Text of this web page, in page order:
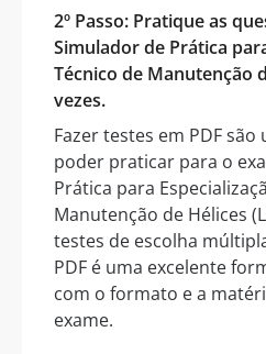
2º Passo: Pratique as
Simulador de Prática
Técnico de Manutenção
vezes.
Fazer testes em PDF
poder praticar para o
Prática para
Manutenção de Hélices
testes de escolha
PDF é uma excelente
com o formato e a
exame.